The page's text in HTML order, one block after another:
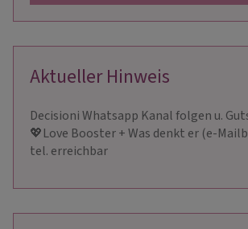
Aktueller Hinweis
Decisioni Whatsapp Kanal folgen u.
💖Love Booster + Was denkt er (e-
tel. erreichbar